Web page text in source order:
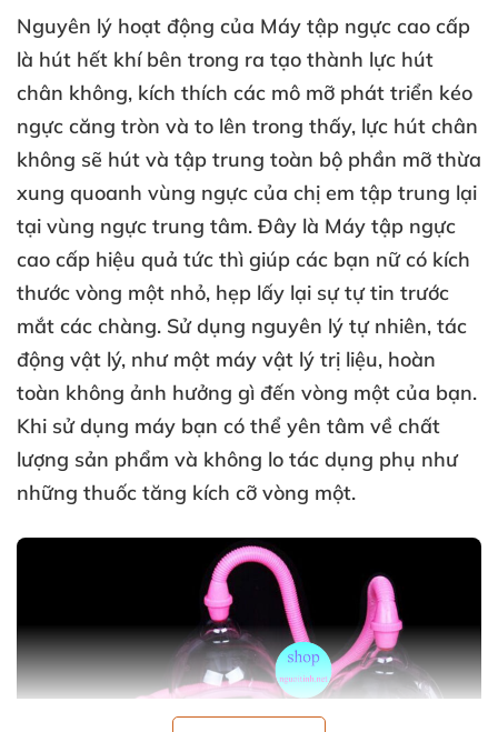
Nguyên lý hoạt động của Máy tập ngực cao cấp
là hút hết khí bên trong ra tạo thành lực hút
chân không, kích thích các mô mỡ phát triển kéo
ngực căng tròn và to lên trong thấy, lực hút chân
không sẽ hút và tập trung toàn bộ phần mỡ thừa
xung quoanh vùng ngực của chị em tập trung lại
tại vùng ngực trung tâm. Đây là Máy tập ngực
cao cấp hiệu quả tức thì giúp các bạn nữ có kích
thước vòng một nhỏ, hẹp lấy lại sự tự tin trước
mắt các chàng. Sử dụng nguyên lý tự nhiên, tác
động vật lý, như một máy vật lý trị liệu, hoàn
toàn không ảnh hưởng gì đến vòng một của bạn.
Khi sử dụng máy bạn có thể yên tâm về chất
lượng sản phẩm và không lo tác dụng phụ như
những thuốc tăng kích cỡ vòng một.